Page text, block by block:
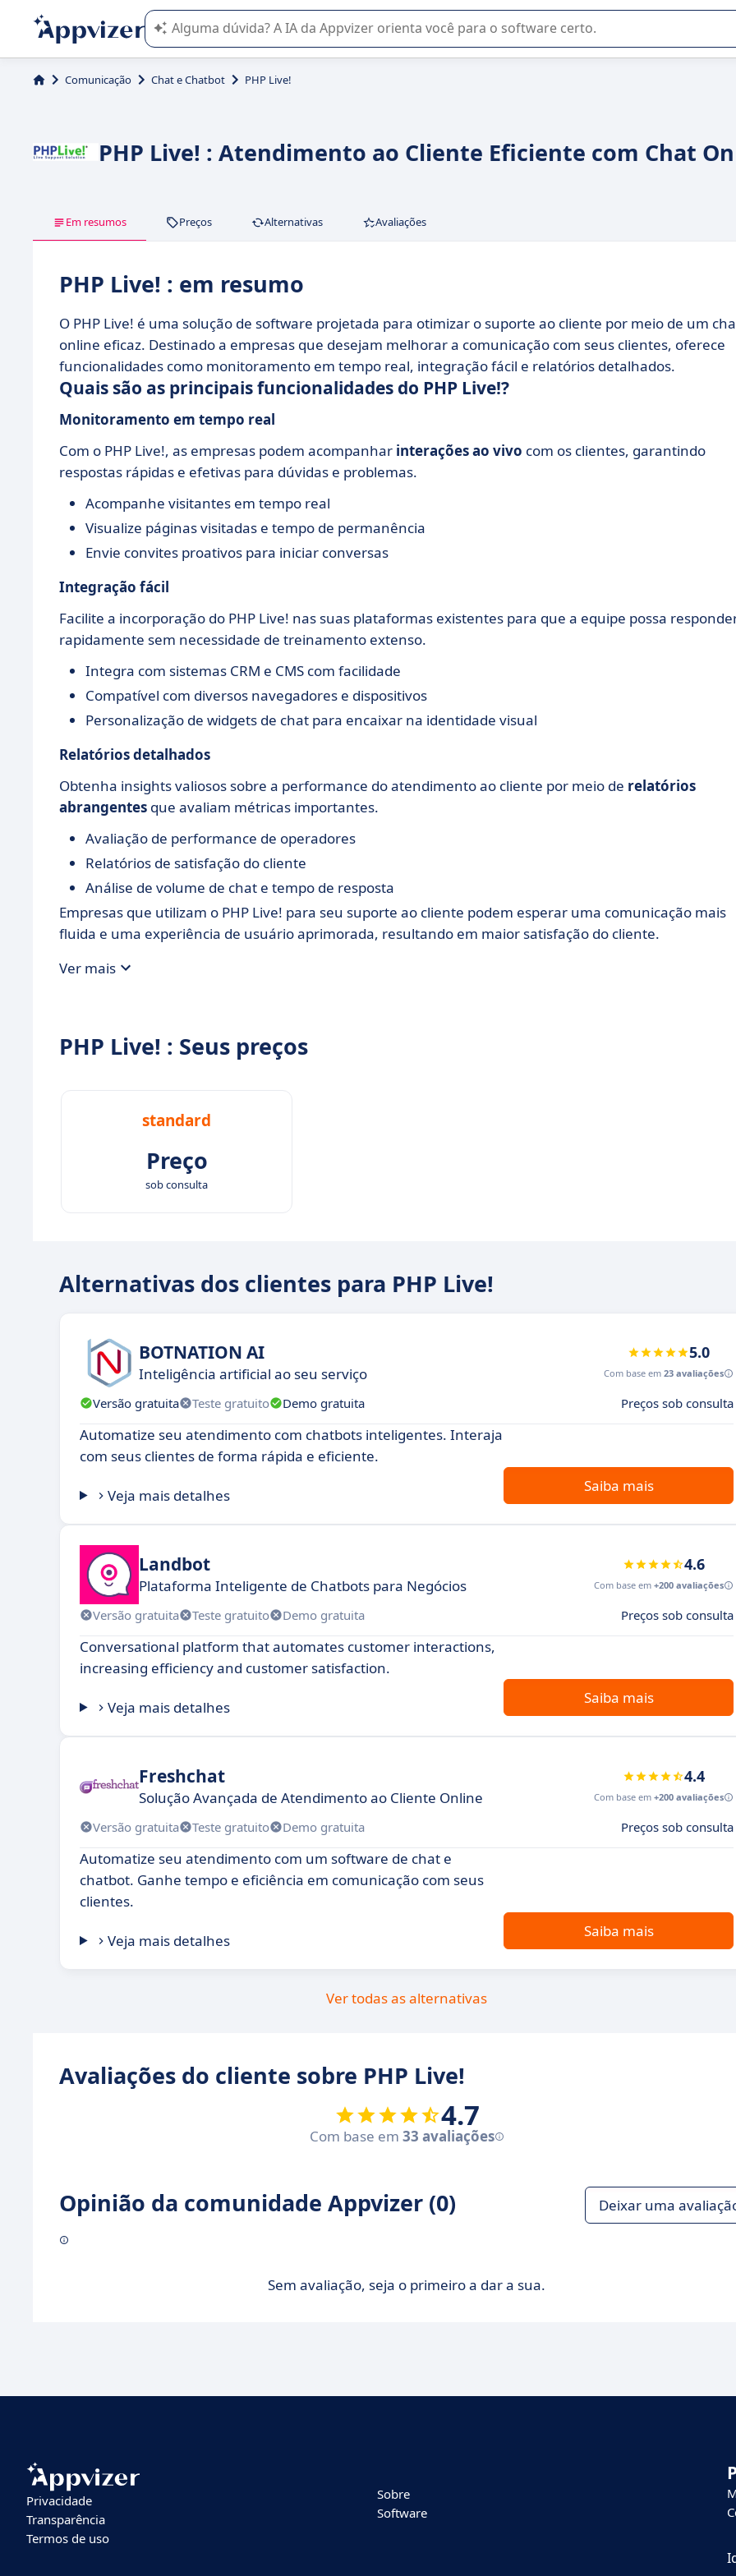
A IA do Appvizer o orienta no uso ou na seleção de software SaaS para sua empresa.
Comunicação Chat e Chatbot PHP Live!
PHP Live! : Atendimento ao Cliente Eficiente com Chat
Em resumos Preços Alternativas Avaliações
PHP Live! : em resumo
O PHP Live! é uma solução de software projetada para otimizar o suporte ao cliente por meio de um
online eficaz. Destinado a empresas que desejam melhorar a comunicação com seus clientes, oferece
funcionalidades como monitoramento em tempo real, integração fácil e relatórios detalhados.
Quais são as principais funcionalidades do PHP Live!?
Monitoramento em tempo real
Com o PHP Live!, as empresas podem acompanhar interações ao vivo com os clientes, garantindo
respostas rápidas e efetivas para dúvidas e problemas.
Acompanhe visitantes em tempo real
Visualize páginas visitadas e tempo de permanência
Envie convites proativos para iniciar conversas
Integração fácil
Facilite a incorporação do PHP Live! nas suas plataformas existentes para que a equipe possa
rapidamente sem necessidade de treinamento extenso.
Integra com sistemas CRM e CMS com facilidade
Compatível com diversos navegadores e dispositivos
Personalização de widgets de chat para encaixar na identidade visual
Relatórios detalhados
Obtenha insights valiosos sobre a performance do atendimento ao cliente por meio de relatórios
abrangentes que avaliam métricas importantes.
Avaliação de performance de operadores
Relatórios de satisfação do cliente
Análise de volume de chat e tempo de resposta
Empresas que utilizam o PHP Live! para seu suporte ao cliente podem esperar uma comunicação mais
fluida e uma experiência de usuário aprimorada, resultando em maior satisfação do cliente.
Ver mais
PHP Live! : Seus preços
standard
Preço
sob consulta
Alternativas dos clientes para PHP Live!
BOTNATION AI
Inteligência artificial ao seu serviço
5.0
Com base em 23 avaliações
Versão gratuita Teste gratuito Demo gratuita Preços sob consulta
Automatize seu atendimento com chatbots inteligentes. Interaja
com seus clientes de forma rápida e eficiente.
Veja mais detalhes
Saiba mais
Landbot
Plataforma Inteligente de Chatbots para Negócios
4.6
Com base em +200 avaliações
Versão gratuita Teste gratuito Demo gratuita Preços sob consulta
Conversational platform that automates customer interactions,
increasing efficiency and customer satisfaction.
Veja mais detalhes
Saiba mais
Freshchat
Solução Avançada de Atendimento ao Cliente Online
4.4
Com base em +200 avaliações
Versão gratuita Teste gratuito Demo gratuita Preços sob consulta
Automatize seu atendimento com um software de chat e
chatbot. Ganhe tempo e eficiência em comunicação com seus
clientes.
Veja mais detalhes
Saiba mais
Ver todas as alternativas
Avaliações do cliente sobre PHP Live!
4.7
Com base em 33 avaliações
Opinião da comunidade Appvizer (0) Deixar uma
Sem avaliação, seja o primeiro a dar a sua.
Privacidade
Transparência
Termos de uso
Sobre
Software